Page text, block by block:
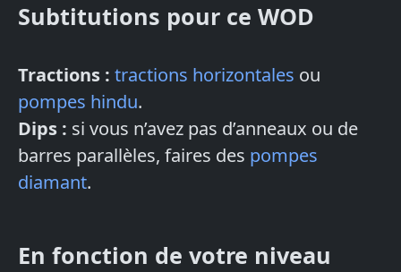
Subtitutions pour ce WOD
Tractions : tractions horizontales ou
pompes hindu.
Dips : si vous n’avez pas d’anneaux ou de
barres parallèles, faires des pompes
diamant.
En fonction de votre niveau